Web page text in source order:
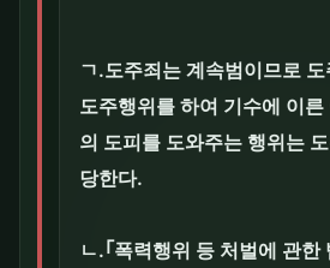
ㄱ.도주죄는 계속범이므로
도주행위를 하여 기수에 이른
의 도피를 도와주는 행위는
당한다.
ㄴ.｢폭력행위 등 처벌에 관한